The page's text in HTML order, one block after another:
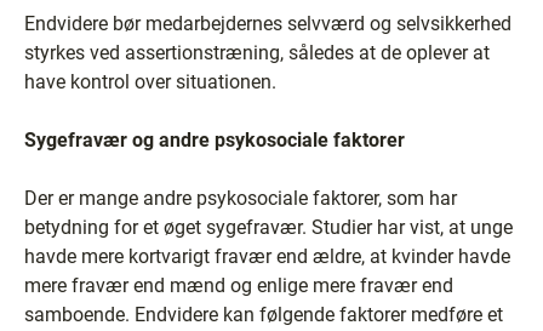
Endvidere bør medarbejdernes selvværd og selvsikkerhed
styrkes ved assertionstræning, således at de oplever at
have kontrol over situationen.
Sygefravær og andre psykosociale faktorer
Der er mange andre psykosociale faktorer, som har
betydning for et øget sygefravær. Studier har vist, at unge
havde mere kortvarigt fravær end ældre, at kvinder havde
mere fravær end mænd og enlige mere fravær end
samboende. Endvidere kan følgende faktorer medføre et